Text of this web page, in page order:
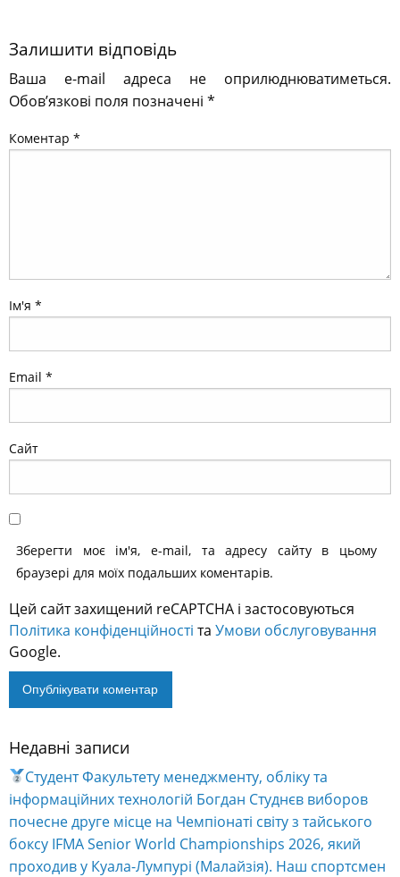
Залишити відповідь
Ваша e-mail адреса не оприлюднюватиметься.
Обов’язкові поля позначені *
Коментар *
Ім'я *
Email *
Сайт
Зберегти моє ім'я, e-mail, та адресу сайту в цьому
браузері для моїх подальших коментарів.
Цей сайт захищений reCAPTCHA і застосовуються
Політика конфіденційності та Умови обслуговування
Google.
Alternative:
Недавні записи
Студент Факультету менеджменту, обліку та
інформаційних технологій Богдан Студнєв виборов
почесне друге місце на Чемпіонаті світу з тайського
боксу IFMA Senior World Championships 2026, який
проходив у Куала-Лумпурі (Малайзія). Наш спортсмен